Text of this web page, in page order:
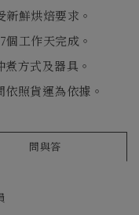
鮮烘焙要求。
工作天完成。
方式及器具。
照貨運為依據。
問與答